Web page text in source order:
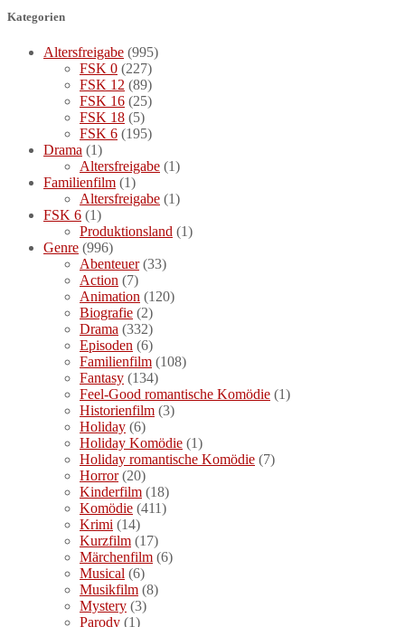
Kategorien
Altersfreigabe (995)
FSK 0 (227)
FSK 12 (89)
FSK 16 (25)
FSK 18 (5)
FSK 6 (195)
Drama (1)
Altersfreigabe (1)
Familienfilm (1)
Altersfreigabe (1)
FSK 6 (1)
Produktionsland (1)
Genre (996)
Abenteuer(33)
Action (7)
Animation (120)
Biografie (2)
Drama (332)
Episoden (6)
Familienfilm (108)
Fantasy (134)
Feel-Good romantische Komödie (1)
Historienfilm (3)
Holiday (6)
Holiday Komödie (1)
Holiday romantische Komödie (7)
Horror(20)
Kinderfilm (18)
Komödie (411)
Krimi (14)
Kurzfilm (17)
Märchenfilm (6)
Musical (6)
Musikfilm (8)
Mystery (3)
Parody (1)